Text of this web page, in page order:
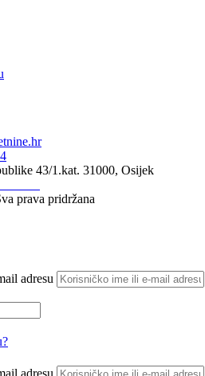
43/1.kat. 31000, Osijek
prava pridržana
adresu
adresu